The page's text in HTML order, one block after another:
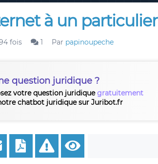
à un particulier
fois 1 Par papinoupeche
question juridique ?
votre question juridiquegratuitement
chatbot juridique sur Juribot.fr